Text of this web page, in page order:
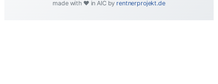
made with ❤️ in AIC by rentnerprojekt.de